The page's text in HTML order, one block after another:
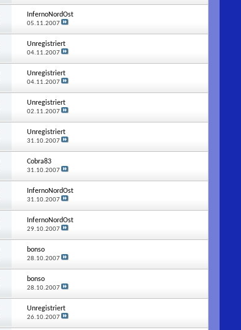
InfernoNordOst
05.11.2007
Unregistriert
04.11.2007
Unregistriert
04.11.2007
Unregistriert
02.11.2007
Unregistriert
31.10.2007
Cobra83
31.10.2007
InfernoNordOst
31.10.2007
InfernoNordOst
29.10.2007
bonso
28.10.2007
bonso
28.10.2007
Unregistriert
26.10.2007